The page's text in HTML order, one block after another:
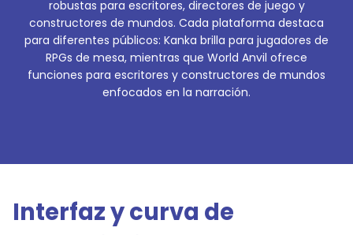
robustas para escritores, directores de juego y
constructores de mundos. Cada plataforma destaca
para diferentes públicos: Kanka brilla para jugadores de
RPGs de mesa, mientras que World Anvil ofrece
funciones para escritores y constructores de mundos
enfocados en la narración.
Interfaz y curva de